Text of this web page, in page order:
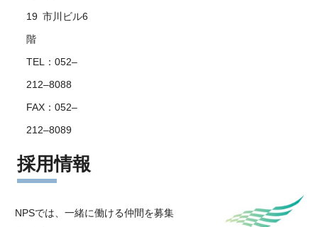
19 市川ビル6
階
TEL：052–
212–8088
FAX：052–
212–8089
採用情報
NPSでは、一緒に働ける仲間を募集